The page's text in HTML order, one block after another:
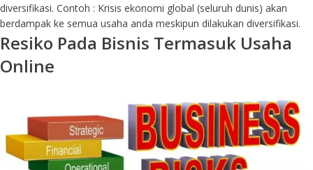
diversifikasi. Contoh : Krisis ekonomi global (seluruh dunis) akan
berdampak ke semua usaha anda meskipun dilakukan diversifikasi.
Resiko Pada Bisnis Termasuk Usaha
Online